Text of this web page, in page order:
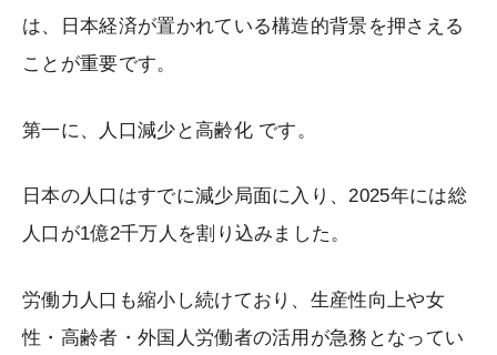
は、日本経済が置かれている構造的背景を押さえる
ことが重要です。
第一に、人口減少と高齢化 です。
日本の人口はすでに減少局面に入り、2025年には総
人口が1億2千万人を割り込みました。
労働力人口も縮小し続けており、生産性向上や女
性・高齢者・外国人労働者の活用が急務となってい